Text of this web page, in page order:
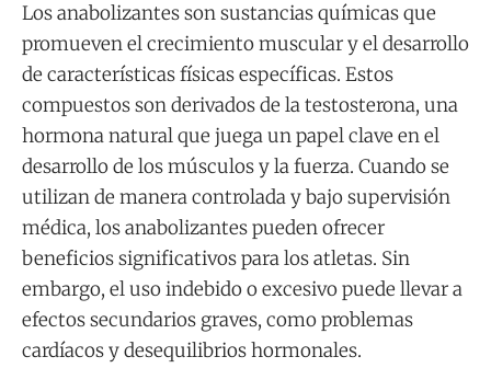
Los anabolizantes son sustancias químicas que
promueven el crecimiento muscular y el desarrollo
de características físicas específicas. Estos
compuestos son derivados de la testosterona, una
hormona natural que juega un papel clave en el
desarrollo de los músculos y la fuerza. Cuando se
utilizan de manera controlada y bajo supervisión
médica, los anabolizantes pueden ofrecer
beneficios significativos para los atletas. Sin
embargo, el uso indebido o excesivo puede llevar a
efectos secundarios graves, como problemas
cardíacos y desequilibrios hormonales.